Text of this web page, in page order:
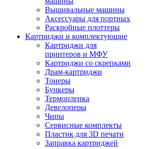
Вышивальные машины
Аксессуары для портных
Раскройные плоттеры
Картриджи и комплектующие
Картриджи для
принтеров и МФУ
Картриджи со скрепками
Драм-картриджи
Тонеры
Бункеры
Термопленка
Девелоперы
Чипы
Сервисные комплекты
Пластик для 3D печати
Заправка картриджей